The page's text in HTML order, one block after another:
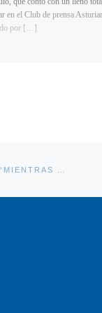
en el Club de prensa
por […]